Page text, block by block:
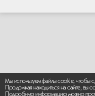
Мы используем файлы cookie, чтобы
Продолжая находиться на сайте, вы
Подробную информацию можно